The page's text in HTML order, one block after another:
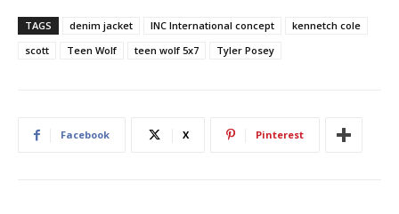
r
g
e
t
TAGS denim jacket INC International concept
kennetch cole
scott
Teen Wolf teen wolf 5x7 Tyler Posey
Facebook X Pinterest